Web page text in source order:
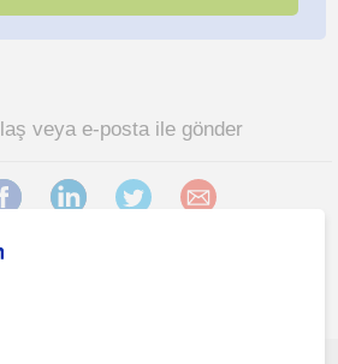
veya e-posta ile gönder